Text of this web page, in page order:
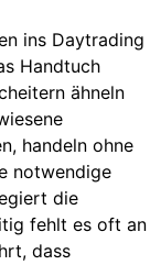
ins Daytrading
Handtuch
ähneln
handeln ohne
notwendige
die
fehlt es oft an
dass